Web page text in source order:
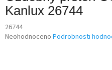
Kanlux 26744
26744
Průměrné
Neohodnoceno Podrobnosti